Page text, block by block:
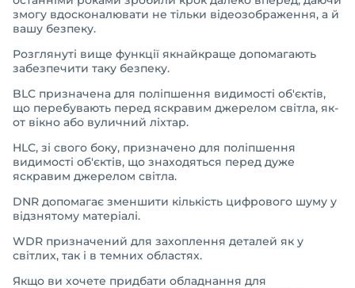
змогу вдосконалювати не тільки відеозображення, а й
вашу безпеку.
Розглянуті вище функції якнайкраще допомагають
забезпечити таку безпеку.
BLC призначена для поліпшення видимості об'єктів,
що перебувають перед яскравим джерелом світла, як-
от вікно або вуличний ліхтар.
HLC, зі свого боку, призначено для поліпшення
видимості об'єктів, що знаходяться перед дуже
яскравим джерелом світла.
DNR допомагає зменшити кількість цифрового шуму у
відзнятому матеріалі.
WDR призначений для захоплення деталей як у
світлих, так і в темних областях.
Якщо ви хочете придбати обладнання для